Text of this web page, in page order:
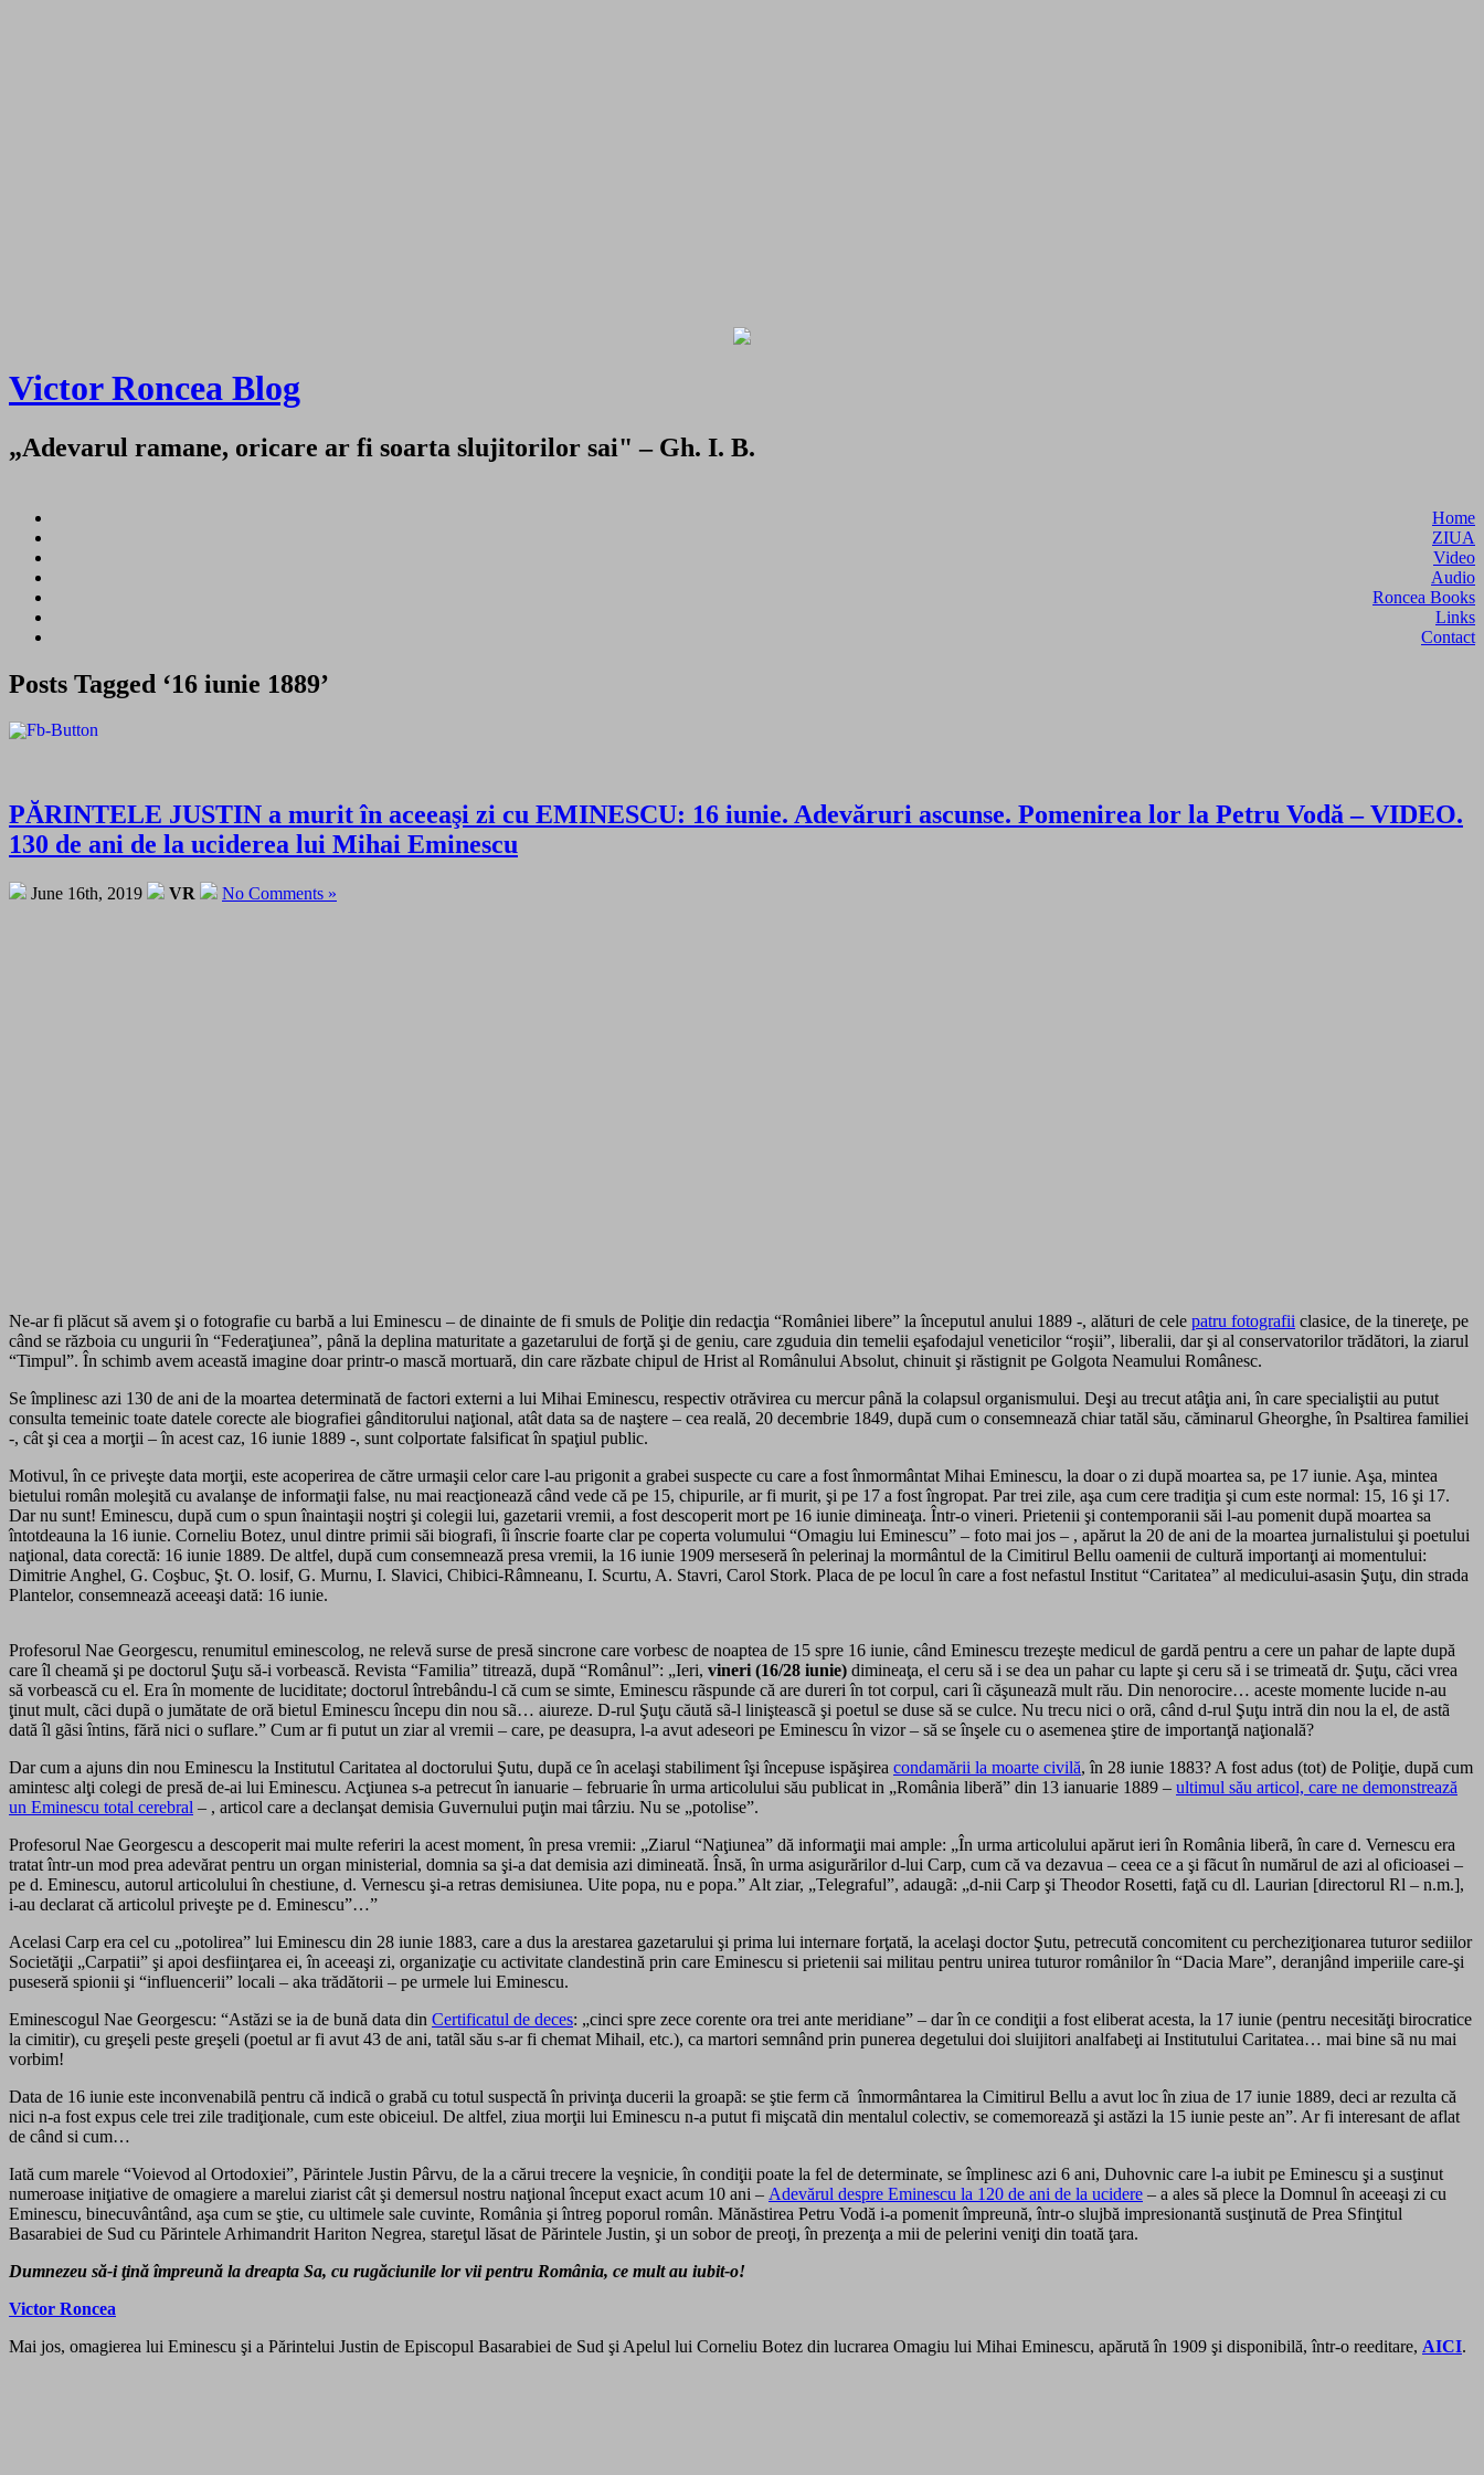
Victor Roncea Blog
„Adevarul ramane, oricare ar fi soarta slujitorilor sai" – Gh. I. B.
Home
ZIUA
Video
Audio
Roncea Books
Links
Contact
Posts Tagged ‘16 iunie 1889’
PĂRINTELE JUSTIN a murit în aceeaşi zi cu EMINESCU: 16 iunie. Adevăruri ascunse. Pomenirea lor la Petru Vodă – VIDEO.
130 de ani de la uciderea lui Mihai Eminescu
June 16th, 2019 VR No Comments »
Ne-ar fi plăcut să avem şi o fotografie cu barbă a lui Eminescu – de dinainte de fi smuls de Poliţie din redacţia “României libere” la începutul anului 1889 -, alături de cele patru fotografii clasice, de la tinereţe, pe
când se războia cu ungurii în “Federaţiunea”, până la deplina maturitate a gazetarului de forţă şi de geniu, care zguduia din temelii eşafodajul veneticilor “roşii”, liberalii, dar şi al conservatorilor trădători, la ziarul
“Timpul”. În schimb avem această imagine doar printr-o mască mortuară, din care răzbate chipul de Hrist al Românului Absolut, chinuit şi răstignit pe Golgota Neamului Românesc.
Se împlinesc azi 130 de ani de la moartea determinată de factori externi a lui Mihai Eminescu, respectiv otrăvirea cu mercur până la colapsul organismului. Deşi au trecut atâţia ani, în care specialiştii au putut
consulta temeinic toate datele corecte ale biografiei gânditorului naţional, atât data sa de naştere – cea reală, 20 decembrie 1849, după cum o consemnează chiar tatăl său, căminarul Gheorghe, în Psaltirea familiei
-, cât şi cea a morţii – în acest caz, 16 iunie 1889 -, sunt colportate falsificat în spaţiul public.
Motivul, în ce priveşte data morţii, este acoperirea de către urmaşii celor care l-au prigonit a grabei suspecte cu care a fost înmormântat Mihai Eminescu, la doar o zi după moartea sa, pe 17 iunie. Aşa, mintea
bietului român moleşită cu avalanşe de informaţii false, nu mai reacţionează când vede că pe 15, chipurile, ar fi murit, şi pe 17 a fost îngropat. Par trei zile, aşa cum cere tradiţia şi cum este normal: 15, 16 şi 17.
Dar nu sunt! Eminescu, după cum o spun înaintaşii noştri şi colegii lui, gazetarii vremii, a fost descoperit mort pe 16 iunie dimineaţa. Într-o vineri. Prietenii şi contemporanii săi l-au pomenit după moartea sa
întotdeauna la 16 iunie. Corneliu Botez, unul dintre primii săi biografi, îi înscrie foarte clar pe coperta volumului “Omagiu lui Eminescu” – foto mai jos – , apărut la 20 de ani de la moartea jurnalistului şi poetului
naţional, data corectă: 16 iunie 1889. De altfel, după cum consemnează presa vremii, la 16 iunie 1909 merseseră în pelerinaj la mormân­tul de la Cimitirul Bellu oamenii de cultură importanţi ai mo­mentului:
Dimitrie Anghel, G. Coşbuc, Şt. O. losif, G. Murnu, I. Slavici, Chibici-Râmneanu, I. Scurtu, A. Stavri, Carol Stork. Placa de pe locul în care a fost nefastul Institut “Caritatea” al medicului-asasin Şuţu, din strada
Plantelor, consemnează aceeaşi dată: 16 iunie.
Profesorul Nae Georgescu, renumitul eminescolog, ne relevă surse de presă sincrone care vorbesc de noaptea de 15 spre 16 iunie, când Eminescu trezeşte medicul de gardă pentru a cere un pahar de lapte după
care îl cheamă şi pe doctorul Şuţu să-i vorbească. Revista “Familia” titrează, după “Românul”: „Ieri, vineri (16/28 iunie) dimineaţa, el ceru să i se dea un pahar cu lapte şi ceru să i se trimeată dr. Şuţu, căci vrea
să vorbească cu el. Era în momente de luciditate; doctorul întrebându-l că cum se simte, Eminescu rãspunde că are dureri în tot corpul, cari îi căşuneazã mult rău. Din nenorocire… aceste momente lucide n-au
ţinut mult, cãci dupã o jumătate de oră bietul Eminescu începu din nou sã… aiureze. D-rul Şuţu căută sã-l linişteascã şi poetul se duse să se culce. Nu trecu nici o orã, când d-rul Şuţu intră din nou la el, de astã
dată îl gãsi întins, fără nici o suflare.” Cum ar fi putut un ziar al vremii – care, pe deasupra, l-a avut adeseori pe Eminescu în vizor – să se înşele cu o asemenea ştire de importanţă naţională?
Dar cum a ajuns din nou Eminescu la Institutul Caritatea al doctorului Şutu, după ce în acelaşi stabiliment îşi începuse ispăşirea condamării la moarte civilă, în 28 iunie 1883? A fost adus (tot) de Poliţie, după cum
amintesc alţi colegi de presă de-ai lui Eminescu. Acţiunea s-a petrecut în ianuarie – februarie în urma articolului său publicat in „România liberă” din 13 ianuarie 1889 – ultimul său articol, care ne demonstrează
un Eminescu total cerebral – , articol care a declanşat demisia Guvernului puţin mai târziu. Nu se „potolise”.
Profesorul Nae Georgescu a descoperit mai multe referiri la acest moment, în presa vremii: „Ziarul “Naţiunea” dă informaţii mai ample: „În urma articolului apărut ieri în România liberã, în care d. Vernescu era
tratat într-un mod prea adevărat pentru un organ ministerial, domnia sa şi-a dat demisia azi dimineată. Însă, în urma asigurărilor d-lui Carp, cum că va dezavua – ceea ce a şi fãcut în numărul de azi al oficioasei –
pe d. Eminescu, autorul articolului în chestiune, d. Vernescu şi-a retras demisiunea. Uite popa, nu e popa.” Alt ziar, „Telegraful”, adaugã: „d-nii Carp şi Theodor Rosetti, faţă cu dl. Laurian [directorul Rl – n.m.],
i-au declarat că articolul priveşte pe d. Eminescu”…”
Acelasi Carp era cel cu „potolirea” lui Eminescu din 28 iunie 1883, care a dus la arestarea gazetarului şi prima lui internare forţată, la acelaşi doctor Şutu, petrecută concomitent cu percheziţionarea tuturor sediilor
Societăţii „Carpatii” şi apoi desfiinţarea ei, în aceeaşi zi, organizaţie cu activitate clandestină prin care Eminescu si prietenii sai militau pentru unirea tuturor românilor în “Dacia Mare”, deranjând imperiile care-şi
puseseră spionii şi “influencerii” locali – aka trădătorii – pe urmele lui Eminescu.
Eminescogul Nae Georgescu: “Astăzi se ia de bună data din Certificatul de deces: „cinci spre zece corente ora trei ante meridiane” – dar în ce condiţii a fost eliberat acesta, la 17 iunie (pentru necesităţi birocratice
la cimitir), cu greşeli peste greşeli (poetul ar fi avut 43 de ani, tatãl său s-ar fi chemat Mihail, etc.), ca martori semnând prin punerea degetului doi sluijitori analfabeţi ai Institutului Caritatea… mai bine sã nu mai
vorbim!
Data de 16 iunie este inconvenabilã pentru că indicã o grabă cu totul suspectă în privinţa ducerii la groapã: se ştie ferm că înmormântarea la Cimitirul Bellu a avut loc în ziua de 17 iunie 1889, deci ar rezulta că
nici n-a fost expus cele trei zile tradiţionale, cum este obiceiul. De altfel, ziua morţii lui Eminescu n-a putut fi mişcatã din mentalul colectiv, se comemorează şi astăzi la 15 iunie peste an”. Ar fi interesant de aflat
de când si cum…
Iată cum marele “Voievod al Ortodoxiei”, Părintele Justin Pârvu, de la a cărui trecere la veşnicie, în condiţii poate la fel de determinate, se împlinesc azi 6 ani, Duhovnic care l-a iubit pe Eminescu şi a susţinut
numeroase iniţiative de omagiere a marelui ziarist cât şi demersul nostru naţional început exact acum 10 ani – Adevărul despre Eminescu la 120 de ani de la ucidere – a ales să plece la Domnul în aceeaşi zi cu
Eminescu, binecuvântând, aşa cum se ştie, cu ultimele sale cuvinte, România şi întreg poporul român. Mănăstirea Petru Vodă i-a pomenit împreună, într-o slujbă impresionantă susţinută de Prea Sfinţitul
Basarabiei de Sud cu Părintele Arhimandrit Hariton Negrea, stareţul lăsat de Părintele Justin, şi un sobor de preoţi, în prezenţa a mii de pelerini veniţi din toată ţara.
Dumnezeu să-i ţină împreună la dreapta Sa, cu rugăciunile lor vii pentru România, ce mult au iubit-o!
Victor Roncea
Mai jos, omagierea lui Eminescu şi a Părintelui Justin de Episcopul Basarabiei de Sud şi Apelul lui Corneliu Botez din lucrarea Omagiu lui Mihai Eminescu, apărută în 1909 şi disponibilă, într-o reeditare, AICI.